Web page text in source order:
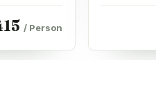
/ Person